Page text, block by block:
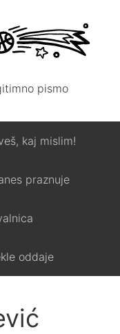
pismo
kaj mislim!
praznuje
oddaje